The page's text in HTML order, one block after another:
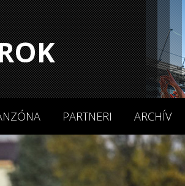
PARTNERI ARCHÍV